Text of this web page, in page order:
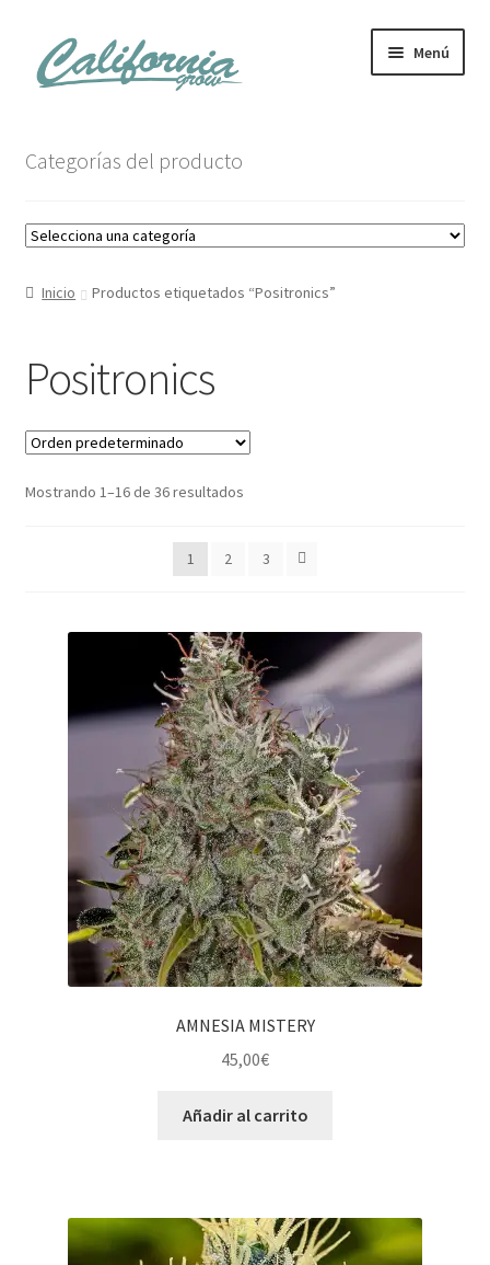
al
contenido
Menú
Carrito
Mi cuenta
Categorías del producto
Inicio Productos etiquetados “Positronics”
Positronics
Mostrando 1–16 de 36 resultados
1 2 3
AMNESIA MISTERY
45,00€
Añadir al carrito